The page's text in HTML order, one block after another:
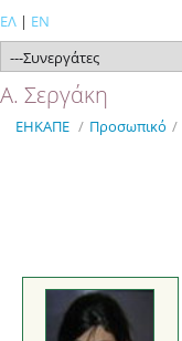
ΕΛ | EN
Α. Σεργάκη
ΕΗΚΑΠΕ / Προσωπικό /